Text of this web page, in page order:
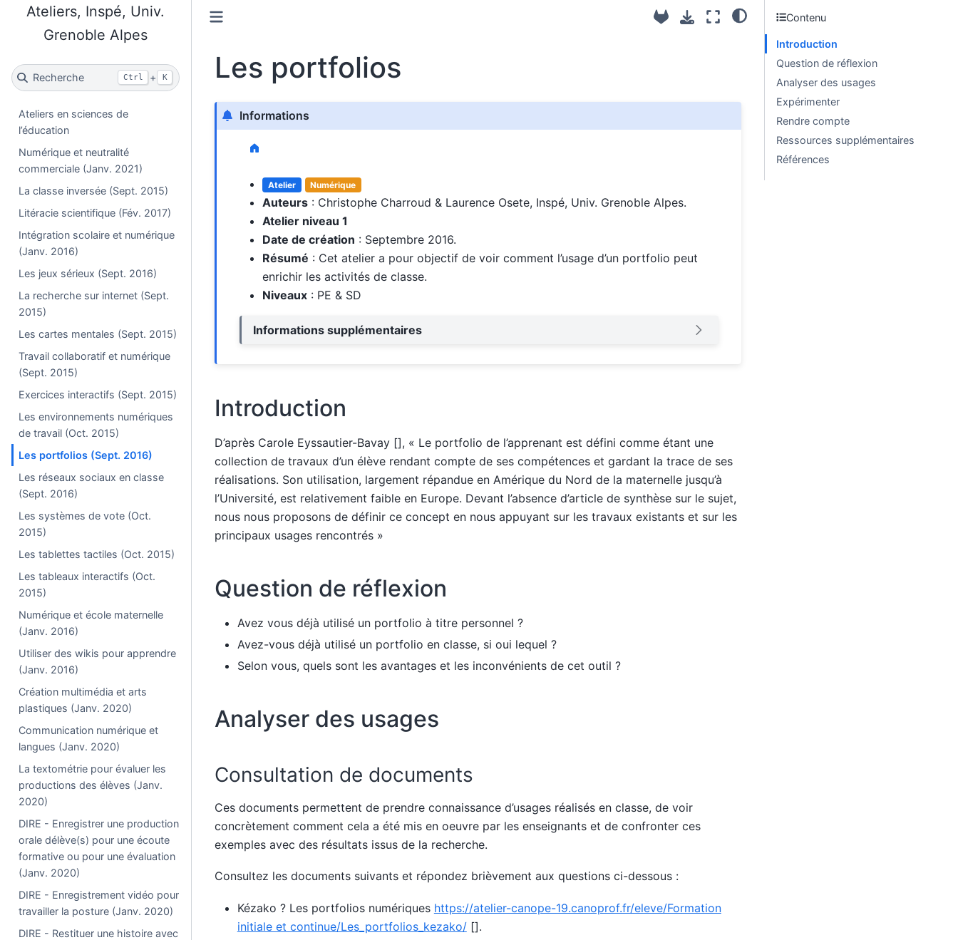
Ateliers, Inspé, Univ.
Grenoble Alpes
Recherche Ctrl + K
Ateliers en sciences de
l’éducation
Numérique et neutralité
commerciale (Janv. 2021)
La classe inversée (Sept. 2015)
Litéracie scientifique (Fév. 2017)
Intégration scolaire et numérique
(Janv. 2016)
Les jeux sérieux (Sept. 2016)
La recherche sur internet (Sept.
2015)
Les cartes mentales (Sept. 2015)
Travail collaboratif et numérique
(Sept. 2015)
Exercices interactifs (Sept. 2015)
Les environnements numériques
de travail (Oct. 2015)
Les portfolios (Sept. 2016)
Les réseaux sociaux en classe
(Sept. 2016)
Les systèmes de vote (Oct.
2015)
Les tablettes tactiles (Oct. 2015)
Les tableaux interactifs (Oct.
2015)
Numérique et école maternelle
(Janv. 2016)
Utiliser des wikis pour apprendre
(Janv. 2016)
Création multimédia et arts
plastiques (Janv. 2020)
Communication numérique et
langues (Janv. 2020)
La textométrie pour évaluer les
productions des élèves (Janv.
2020)
DIRE - Enregistrer une production
orale délève(s) pour une écoute
formative ou pour une évaluation
(Janv. 2020)
DIRE - Enregistrement vidéo pour
travailler la posture (Janv. 2020)
DIRE - Restituer une histoire avec
Les portfolios
Informations
Atelier Numérique
Auteurs: Christophe Charroud & Laurence Osete, Inspé, Univ. Grenoble Alpes.
Atelier niveau 1
Date de création : Septembre 2016.
Résumé : Cet atelier a pour objectif de voir comment l’usage d’un portfolio peut
enrichir les activités de classe.
Niveaux: PE & SD
Informations supplémentaires
Introduction
D’après Carole Eyssautier-Bavay [], « Le portfolio de l’apprenant est défini comme étant une
collection de travaux d’un élève rendant compte de ses compétences et gardant la trace de ses
réalisations. Son utilisation, largement répandue en Amérique du Nord de la maternelle jusqu’à
l’Université, est relativement faible en Europe. Devant l’absence d’article de synthèse sur le sujet,
nous nous proposons de définir ce concept en nous appuyant sur les travaux existants et sur les
principaux usages rencontrés »
Question de réflexion
Avez vous déjà utilisé un portfolio à titre personnel ?
Avez-vous déjà utilisé un portfolio en classe, si oui lequel ?
Selon vous, quels sont les avantages et les inconvénients de cet outil ?
Analyser des usages
Consultation de documents
Ces documents permettent de prendre connaissance d’usages réalisés en classe, de voir
concrètement comment cela a été mis en oeuvre par les enseignants et de confronter ces
exemples avec des résultats issus de la recherche.
Consultez les documents suivants et répondez brièvement aux questions ci-dessous :
Kézako ? Les portfolios numériques https://atelier-canope-19.canoprof.fr/eleve/Formation
initiale et continue/Les_portfolios_kezako/ [].
Contenu
Introduction
Question de réflexion
Analyser des usages
Expérimenter
Rendre compte
Ressources supplémentaires
Références